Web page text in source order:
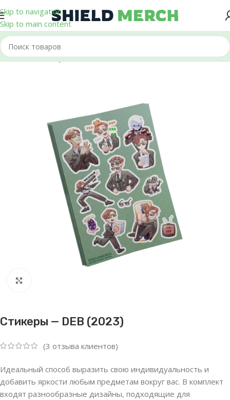
Skip to navigation
Skip to main content
Главная/Стикеры и Наклейки
Стикеры — DEB (2023)
(3 отзыва клиентов)
Идеальный способ выразить свою индивидуальность и
добавить яркости любым предметам вокруг вас. В комплект
входят разнообразные дизайны, подходящие для